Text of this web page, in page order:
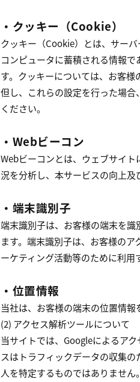
・クッキー（Cookie）
クッキー（Cookie）とは、サー
コンピュータに蓄積される情報
す。クッキーについては、お客様
但し、これらの設定を行った場
ください。
・Webビーコン
Webビーコンとは、ウェブサイ
況を分析し、本サービスの向上及
・端末識別子
端末識別子は、お客様の端末を識
ます。端末識別子は、お客様の
ーケティング活動等のために利用
・位置情報
当社は、お客様の端末の位置情報
(2) アクセス解析ツールについて
当サイトでは、Googleによるア
スはトラフィックデータの収集
人を特定するものではありませ